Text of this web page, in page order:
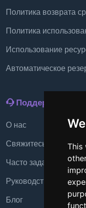
This
Политика возврата
Политика
Использование
Автоматическое
Поддержка
О нас
Свяжитесь с нами
Часто задаваемые
Руководство
Блог